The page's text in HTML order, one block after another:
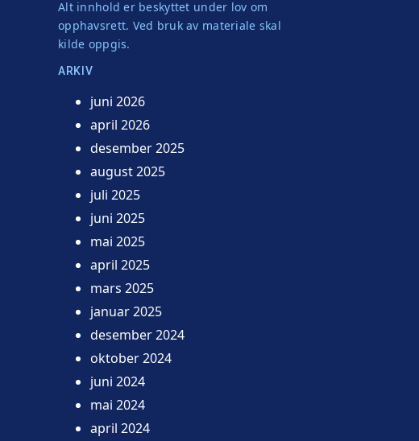
Alt innhold er beskyttet under lov om
opphavsrett. Ved bruk av materiale skal
kilde oppgis.
ARKIV
juni 2026
april 2026
desember 2025
august 2025
juli 2025
juni 2025
mai 2025
april 2025
mars 2025
januar 2025
desember 2024
oktober 2024
juni 2024
mai 2024
april 2024